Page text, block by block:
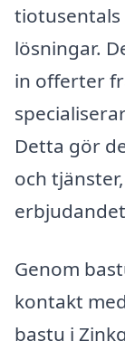
lösningar.
in offerter
Detta gör
och
Genom
kontakt
bastu i